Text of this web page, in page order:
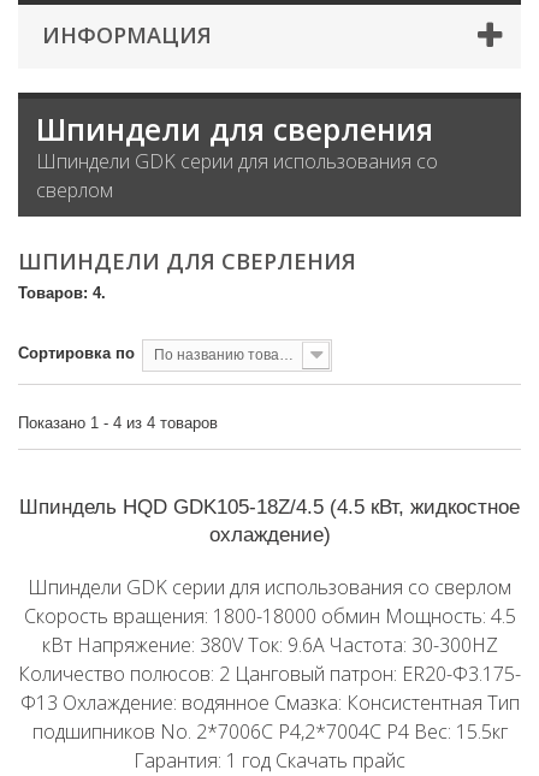
ИНФОРМАЦИЯ
Шпиндели для сверления
Шпиндели GDK серии для использования со
сверлом
ШПИНДЕЛИ ДЛЯ СВЕРЛЕНИЯ
Товаров: 4.
Сортировка по По названию товара, от А до Я
Показано 1 - 4 из 4 товаров
Шпиндель HQD GDK105-18Z/4.5 (4.5 кВт, жидкостное
охлаждение)
Шпиндели GDK серии для использования со сверлом
Скорость вращения: 1800-18000 обмин Мощность: 4.5
кВт Напряжение: 380V Ток: 9.6A Частота: 30-300HZ
Количество полюсов: 2 Цанговый патрон: ER20-Φ3.175-
Φ13 Охлаждение: водянное Смазка: Консистентная Тип
подшипников No. 2*7006C P4,2*7004C P4 Вес: 15.5кг
Гарантия: 1 год Скачать прайс